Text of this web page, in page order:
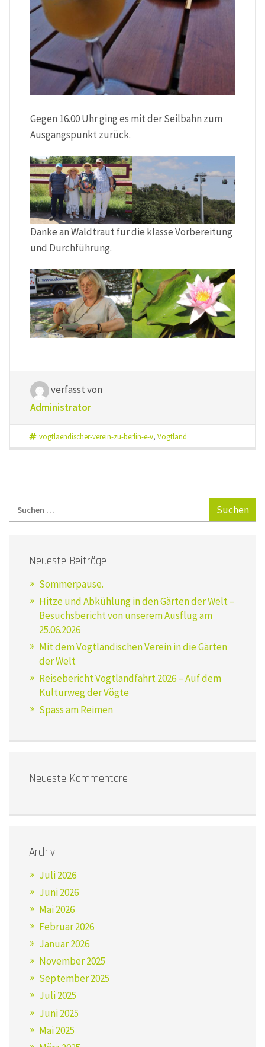
Gegen 16.00 Uhr ging es mit der Seilbahn zum
Ausgangspunkt zurück.
Danke an Waldtraut für die klasse Vorbereitung
und Durchführung.
verfasst von
Administrator
vogtlaendischer-verein-zu-berlin-e-v, Vogtland
Neueste Beiträge
Sommerpause.
Hitze und Abkühlung in den Gärten der Welt –
Besuchsbericht von unserem Ausflug am
25.06.2026
Mit dem Vogtländischen Verein in die Gärten
der Welt
Reisebericht Vogtlandfahrt 2026 – Auf dem
Kulturweg der Vögte
Spass am Reimen
Neueste Kommentare
Archiv
Juli 2026
Juni 2026
Mai 2026
Februar 2026
Januar 2026
November 2025
September 2025
Juli 2025
Juni 2025
Mai 2025